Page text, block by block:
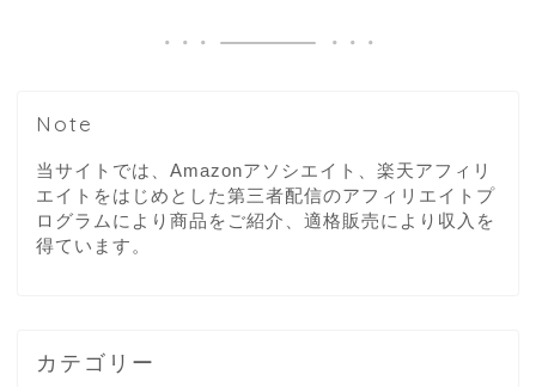
Note
当サイトでは、Amazonアソシエイト、楽天アフィリ
エイトをはじめとした第三者配信のアフィリエイトプ
ログラムにより商品をご紹介、適格販売により収入を
得ています。
カテゴリー